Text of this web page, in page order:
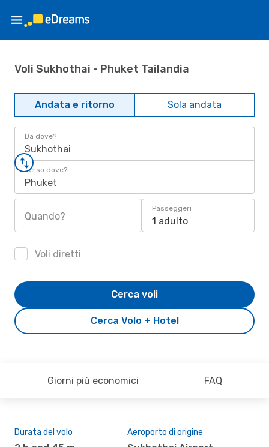
Voli Sukhothai - Phuket Tailandia
Andata e ritorno Sola andata
Da dove?
Sukhothai
Verso dove?
Phuket
Quando?
Passeggeri
1 adulto
Voli diretti
Cerca Volo + Hotel
Cerca voli
Giorni più economici FAQ
Durata del volo Aeroporto di origine